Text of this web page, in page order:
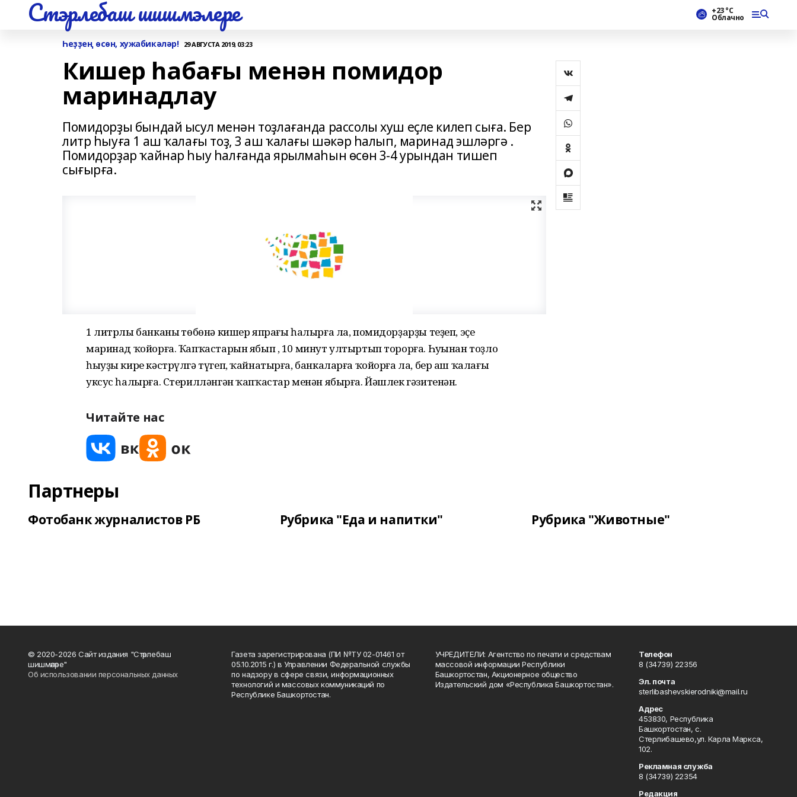
Стэрлебаш шишмэлере +23 °С
Облачно
Һеҙҙең өсөн, хужабикәләр! 29 АВГУСТА 2019, 03:23
Кишер һабағы менән помидор
маринадлау
Помидорҙы бындай ысул менән тоҙлағанда рассолы хуш еҫле килеп сыға. Бер
литр һыуға 1 аш ҡалағы тоҙ, 3 аш ҡалағы шәкәр һалып, маринад эшләргә .
Помидорҙар ҡайнар һыу һалғанда ярылмаһын өсөн 3-4 урындан тишеп
сығырға.
1 литрлы банканың төбөнә кишер япрағы һалырға ла, помидорҙарҙы теҙеп, эҫе
маринад ҡойорға. Ҡапҡастарын ябып , 10 минут ултыртып торорға. Һуңынан тоҙло
һыуҙы кире кәстрүлгә түгеп, ҡайнатырға, банкаларға ҡойорға ла, бер аш ҡалағы
уксус һалырға. Стерилләнгән ҡапҡастар менән ябырға. Йәшлек гәзитенән.
Читайте нас
Партнеры
Фотобанк журналистов РБ Рубрика "Еда и напитки" Рубрика "Животные"
© 2020-2026 Сайт издания "Стәрлебаш
шишмәләре"
Об использовании персональных данных
Газета зарегистрирована (ПИ №ТУ 02-01461 от
05.10.2015 г.) в Управлении Федеральной службы
по надзору в сфере связи, информационных
технологий и массовых коммуникаций по
Республике Башкортостан.
УЧРЕДИТЕЛИ: Агентство по печати и средствам
массовой информации Республики
Башкортостан, Акционерное общество
Издательский дом «Республика Башкортостан».
Телефон
8 (34739) 22356
Эл. почта
sterlibashevskierodniki@mail.ru
Адрес
453830, Республика
Башкортостан, c.
Стерлибашево,ул. Карла Маркса,
102.
Рекламная служба
8 (34739) 22354
Редакция